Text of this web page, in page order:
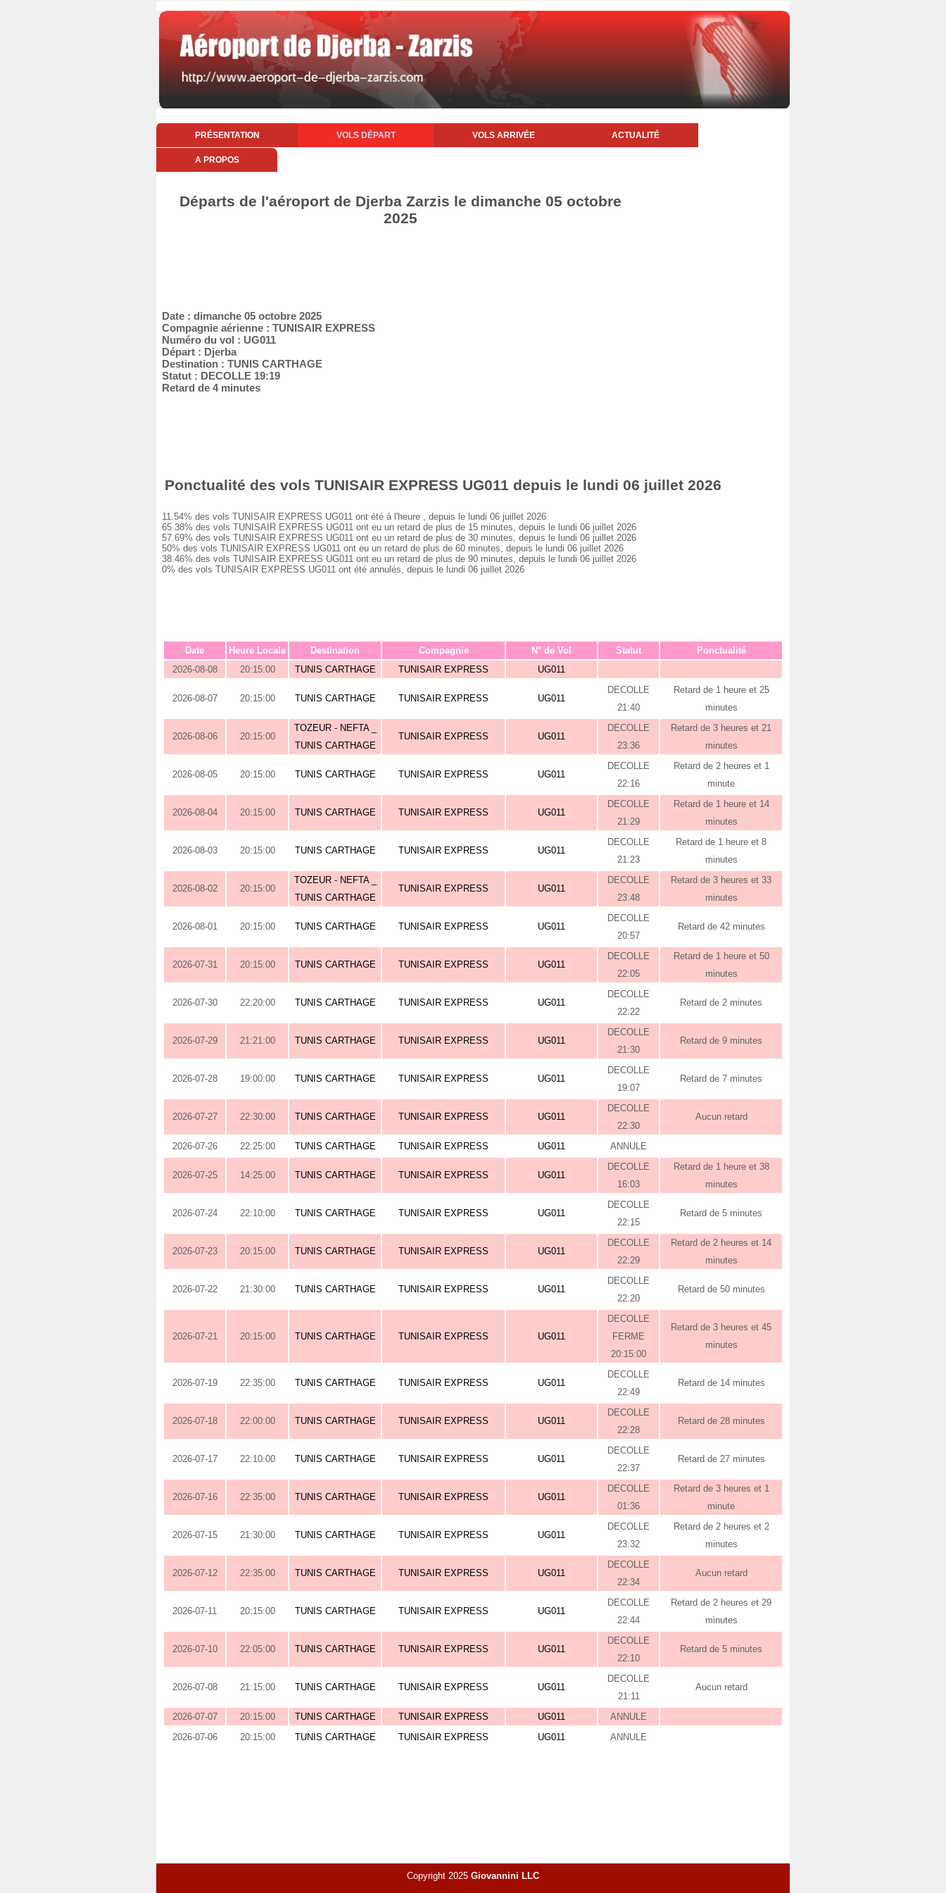
PRÉSENTATION VOLS DÉPART VOLS ARRIVÉE ACTUALITÉ
A PROPOS
Départs de l'aéroport de Djerba Zarzis le dimanche 05 octobre
2025
Date : dimanche 05 octobre 2025
Compagnie aérienne : TUNISAIR EXPRESS
Numéro du vol : UG011
Départ : Djerba
Destination : TUNIS CARTHAGE
Statut : DECOLLE 19:19
Retard de 4 minutes
Ponctualité des vols TUNISAIR EXPRESS UG011 depuis le lundi 06 juillet 2026
11.54% des vols TUNISAIR EXPRESS UG011 ont été à l'heure , depuis le lundi 06 juillet 2026
65.38% des vols TUNISAIR EXPRESS UG011 ont eu un retard de plus de 15 minutes, depuis le lundi 06 juillet 2026
57.69% des vols TUNISAIR EXPRESS UG011 ont eu un retard de plus de 30 minutes, depuis le lundi 06 juillet 2026
50% des vols TUNISAIR EXPRESS UG011 ont eu un retard de plus de 60 minutes, depuis le lundi 06 juillet 2026
38.46% des vols TUNISAIR EXPRESS UG011 ont eu un retard de plus de 90 minutes, depuis le lundi 06 juillet 2026
0% des vols TUNISAIR EXPRESS UG011 ont été annulés, depuis le lundi 06 juillet 2026
Date Heure Locale Destination Compagnie N° de Vol Statut
Ponctualité
2026-08-08
20:15:00 TUNIS CARTHAGE TUNISAIR EXPRESS UG011
2026-08-07 20:15:00 TUNIS CARTHAGE TUNISAIR EXPRESS UG011
DECOLLE
21:40
Retard de 1 heure et 25
minutes
2026-08-06 20:15:00
TOZEUR - NEFTA _
TUNIS CARTHAGE
TUNISAIR EXPRESS UG011
DECOLLE
23:36
Retard de 3 heures et 21
minutes
2026-08-05 20:15:00 TUNIS CARTHAGE TUNISAIR EXPRESS UG011
DECOLLE
22:16
Retard de 2 heures et 1
minute
2026-08-04 20:15:00 TUNIS CARTHAGE TUNISAIR EXPRESS UG011
DECOLLE
21:29
Retard de 1 heure et 14
minutes
2026-08-03 20:15:00 TUNIS CARTHAGE TUNISAIR EXPRESS UG011
DECOLLE
21:23
Retard de 1 heure et 8
minutes
2026-08-02 20:15:00
TOZEUR - NEFTA _
TUNIS CARTHAGE
TUNISAIR EXPRESS UG011
DECOLLE
23:48
Retard de 3 heures et 33
minutes
2026-08-01 20:15:00 TUNIS CARTHAGE TUNISAIR EXPRESS UG011
DECOLLE
20:57
Retard de 42 minutes
2026-07-31 20:15:00 TUNIS CARTHAGE TUNISAIR EXPRESS UG011
DECOLLE
22:05
Retard de 1 heure et 50
minutes
2026-07-30 22:20:00 TUNIS CARTHAGE TUNISAIR EXPRESS UG011
DECOLLE
22:22
Retard de 2 minutes
2026-07-29 21:21:00 TUNIS CARTHAGE TUNISAIR EXPRESS UG011
DECOLLE
21:30
Retard de 9 minutes
2026-07-28 19:00:00 TUNIS CARTHAGE TUNISAIR EXPRESS UG011
DECOLLE
19:07
Retard de 7 minutes
2026-07-27 22:30:00 TUNIS CARTHAGE TUNISAIR EXPRESS UG011
DECOLLE
22:30
Aucun retard
2026-07-26 22:25:00 TUNIS CARTHAGE TUNISAIR EXPRESS UG011 ANNULE
2026-07-25 14:25:00 TUNIS CARTHAGE TUNISAIR EXPRESS UG011
DECOLLE
16:03
Retard de 1 heure et 38
minutes
2026-07-24 22:10:00 TUNIS CARTHAGE TUNISAIR EXPRESS UG011
DECOLLE
22:15
Retard de 5 minutes
2026-07-23 20:15:00 TUNIS CARTHAGE TUNISAIR EXPRESS UG011
DECOLLE
22:29
Retard de 2 heures et 14
minutes
2026-07-22 21:30:00 TUNIS CARTHAGE TUNISAIR EXPRESS UG011
DECOLLE
22:20
Retard de 50 minutes
2026-07-21 20:15:00 TUNIS CARTHAGE TUNISAIR EXPRESS UG011
DECOLLE
FERME
20:15:00
Retard de 3 heures et 45
minutes
2026-07-19 22:35:00 TUNIS CARTHAGE TUNISAIR EXPRESS UG011
DECOLLE
22:49
Retard de 14 minutes
2026-07-18 22:00:00 TUNIS CARTHAGE TUNISAIR EXPRESS UG011
DECOLLE
22:28
Retard de 28 minutes
2026-07-17 22:10:00 TUNIS CARTHAGE TUNISAIR EXPRESS UG011
DECOLLE
22:37
Retard de 27 minutes
2026-07-16 22:35:00 TUNIS CARTHAGE TUNISAIR EXPRESS UG011
DECOLLE
01:36
Retard de 3 heures et 1
minute
2026-07-15 21:30:00 TUNIS CARTHAGE TUNISAIR EXPRESS UG011
DECOLLE
23:32
Retard de 2 heures et 2
minutes
2026-07-12 22:35:00 TUNIS CARTHAGE TUNISAIR EXPRESS UG011
DECOLLE
22:34
Aucun retard
2026-07-11 20:15:00 TUNIS CARTHAGE TUNISAIR EXPRESS UG011
DECOLLE
22:44
Retard de 2 heures et 29
minutes
2026-07-10 22:05:00 TUNIS CARTHAGE TUNISAIR EXPRESS UG011
DECOLLE
22:10
Retard de 5 minutes
2026-07-08 21:15:00 TUNIS CARTHAGE TUNISAIR EXPRESS UG011
DECOLLE
21:11
Aucun retard
2026-07-07 20:15:00 TUNIS CARTHAGE TUNISAIR EXPRESS UG011
ANNULE
2026-07-06
20:15:00 TUNIS CARTHAGE TUNISAIR EXPRESS UG011 ANNULE
Copyright 2025 Giovannini LLC